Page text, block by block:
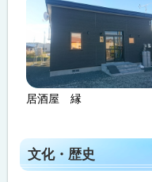
居酒屋 縁
文化・歴史